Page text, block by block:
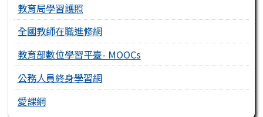
教育局學習護照
全國教師在職進修網
教育部數位學習平臺- MOOCs
公務人員終身學習網
愛課網